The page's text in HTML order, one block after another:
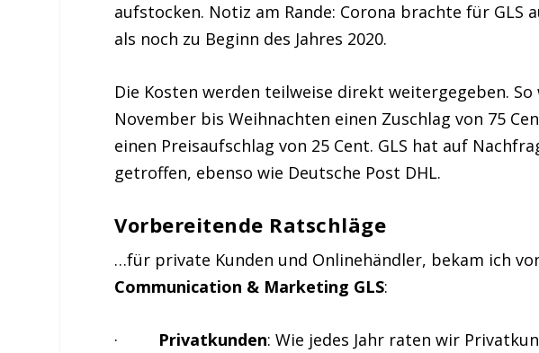
aufstocken. Notiz am Rande: Corona brachte für GLS
als noch zu Beginn des Jahres 2020.
Die Kosten werden teilweise direkt weitergegeben. So
November bis Weihnachten einen Zuschlag von 75
einen Preisaufschlag von 25 Cent. GLS hat auf
getroffen, ebenso wie Deutsche Post DHL.
Vorbereitende Ratschläge
…für private Kunden und Onlinehändler, bekam ich
Communication & Marketing GLS:
· Privatkunden: Wie jedes Jahr raten wir